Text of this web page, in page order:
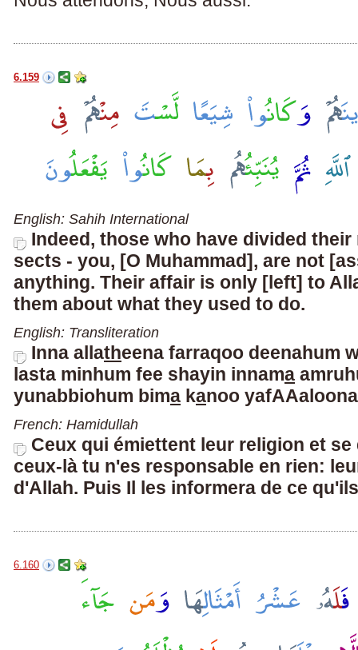
6.159
English: Sahih International
Indeed, those who have divided
sects - you, [O Muhammad], are not
anything. Their affair is only [left] to
them about what they used to do.
English: Transliteration
Inna allatheena farraqoo deenahum
lasta minhum fee shayin innama
yunabbiohum bima kanoo yafAAaloona
French: Hamidullah
Ceux qui émiettent leur religion et
ceux-là tu n'es responsable en rien:
d'Allah. Puis Il les informera de ce
6.160